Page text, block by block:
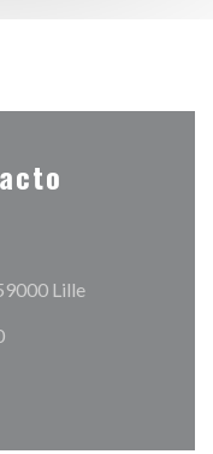
Lille((abre en una
((abre en una nueva
((abre en una